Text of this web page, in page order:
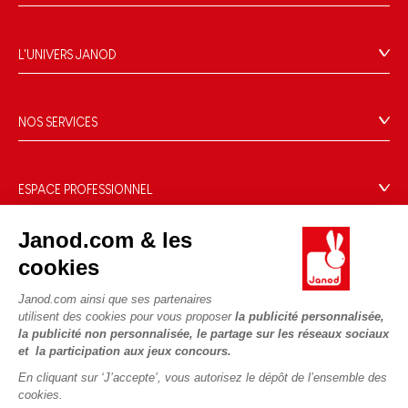
Janod.com & les
cookies
Janod.com ainsi que ses partenaires
utilisent des cookies pour vous proposer la publicité personnalisée,
la publicité non personnalisée, le partage sur les réseaux sociaux
et la participation aux jeux concours.
En cliquant sur ‘J’accepte’, vous autorisez le dépôt de l’ensemble des
cookies.
FAQ
Contact
Rappel Produits
Données personnelles
Gestion des cookies
Conditions du #YesJanod
L'UNIVERS JANOD
Le design
Blog Conseils d'Experts
Le FSC®, c'est quoi ?
Sélection de jouets par âge
Fiche environnementale
NOS SERVICES
Paiement
Livraison
Règles du jeu & notices
Nos guides d'achat
ESPACE PROFESSIONNEL
Espace recrutement
NOUS SUIVRE